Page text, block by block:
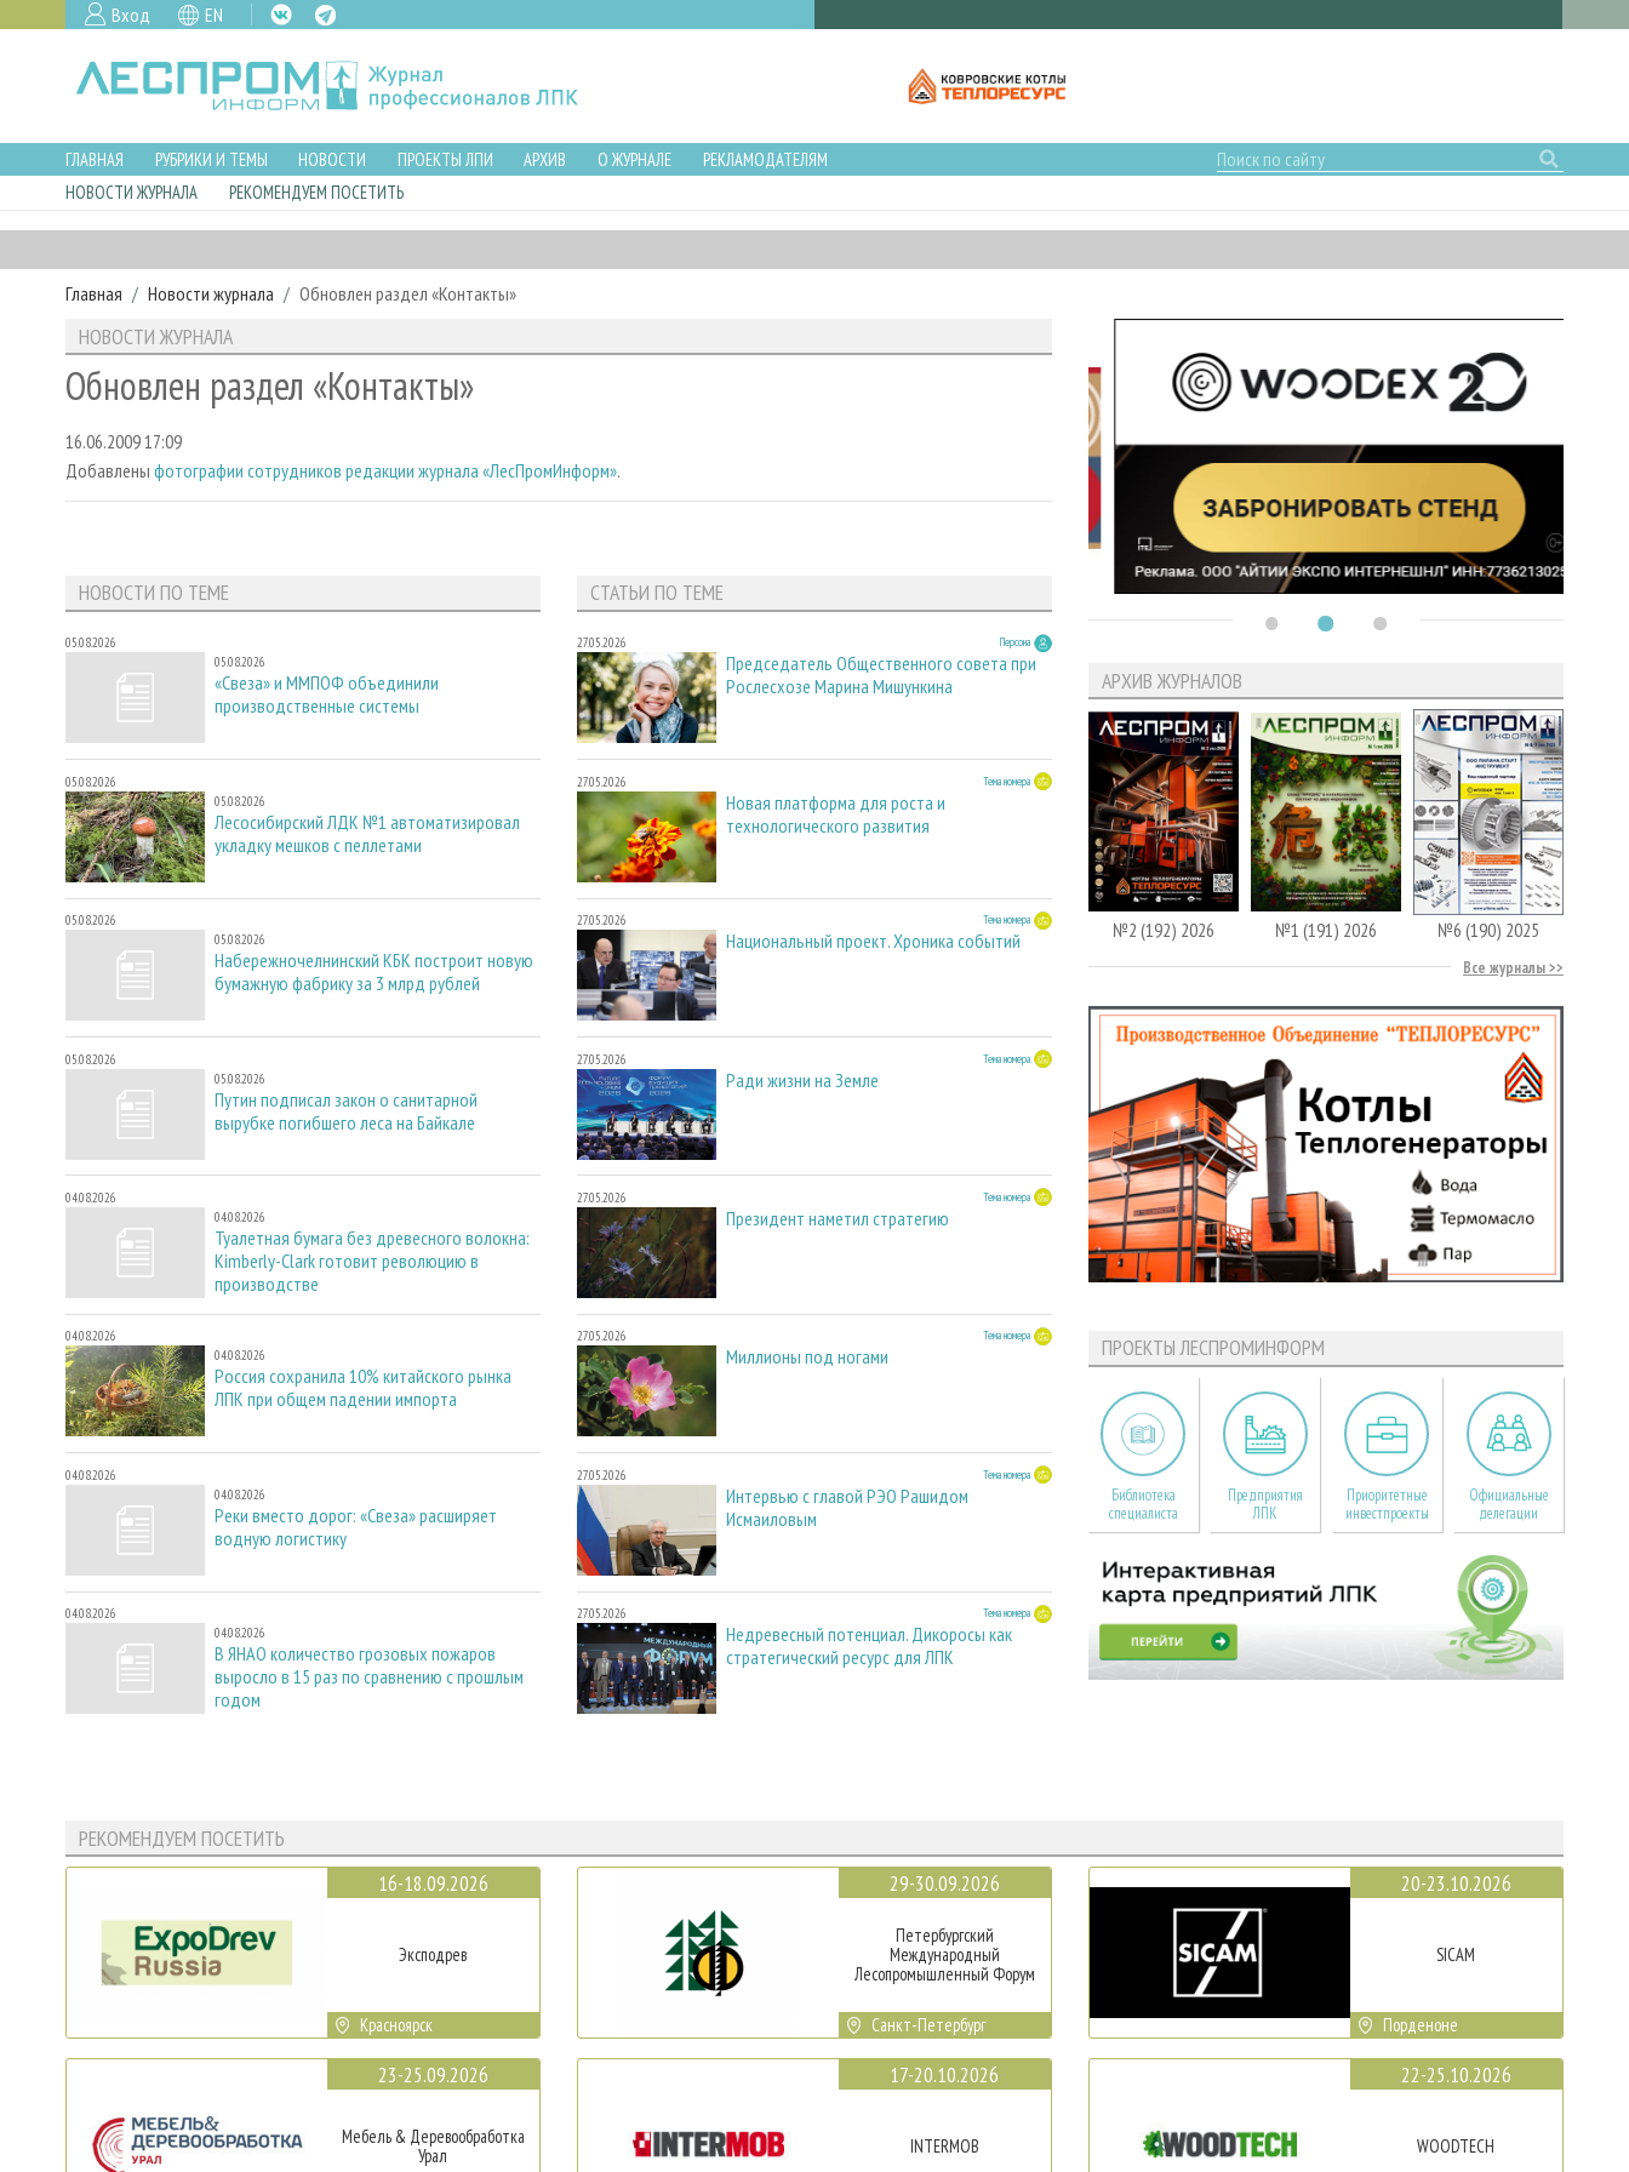
Вход EN
ГЛАВНАЯ РУБРИКИ И ТЕМЫ НОВОСТИ ПРОЕКТЫ ЛПИ АРХИВ О ЖУРНАЛЕ
РЕКЛАМОДАТЕЛЯМ
НОВОСТИ ЖУРНАЛА
РЕКОМЕНДУЕМ ПОСЕТИТЬ
Главная Новости журнала Обновлен раздел «Контакты»
НОВОСТИ ЖУРНАЛА
Обновлен раздел «Контакты»
16.06.2009 17:09
Добавлены фотографии сотрудников редакции журнала «ЛесПромИнформ».
НОВОСТИ ПО ТЕМЕ
05.08.2026
05.08.2026
«Свеза» и ММПОФ объединили
производственные системы
05.08.2026
05.08.2026
Лесосибирский ЛДК №1 автоматизировал
укладку мешков с пеллетами
05.08.2026
05.08.2026
Набережночелнинский КБК построит новую
бумажную фабрику за 3 млрд рублей
05.08.2026
05.08.2026
Путин подписал закон о санитарной
вырубке погибшего леса на Байкале
04.08.2026
04.08.2026
Туалетная бумага без древесного волокна:
Kimberly-Clark готовит революцию в
производстве
04.08.2026
04.08.2026
Россия сохранила 10% китайского рынка
ЛПК при общем падении импорта
04.08.2026
04.08.2026
Реки вместо дорог: «Свеза» расширяет
водную логистику
04.08.2026
04.08.2026
В ЯНАО количество грозовых пожаров
выросло в 15 раз по сравнению с прошлым
годом
СТАТЬИ ПО ТЕМЕ
27.05.2026 Персона
Председатель Общественного совета при
Рослесхозе Марина Мишункина
27.05.2026 Тема номера
Новая платформа для роста и
технологического развития
27.05.2026 Тема номера
Национальный проект. Хроника событий
27.05.2026 Тема номера
Ради жизни на Земле
27.05.2026 Тема номера
Президент наметил стратегию
27.05.2026 Тема номера
Миллионы под ногами
27.05.2026 Тема номера
Интервью с главой РЭО Рашидом
Исмаиловым
27.05.2026 Тема номера
Недревесный потенциал. Дикоросы как
стратегический ресурс для ЛПК
АРХИВ ЖУРНАЛОВ
№2 (192) 2026 №1 (191) 2026 №6 (190) 2025
Все журналы
ПРОЕКТЫ ЛЕСПРОМИНФОРМ
Библиотека
специалиста
Предприятия
ЛПК
Приоритетные
инвестпроекты
Официальные
делегации
РЕКОМЕНДУЕМ ПОСЕТИТЬ
16-18.09.2026
Эксподрев
Красноярск
23-25.09.2026
Мебель & Деревообработка
Урал
29-30.09.2026
Петербургский
Международный
Лесопромышленный Форум
Санкт-Петербург
17-20.10.2026
INTERMOB
20-23.10.2026
SICAM
Порденоне
22-25.10.2026
WOODTECH